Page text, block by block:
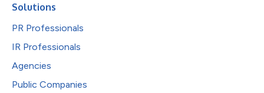
Solutions
PR Professionals
IR Professionals
Agencies
Public Companies